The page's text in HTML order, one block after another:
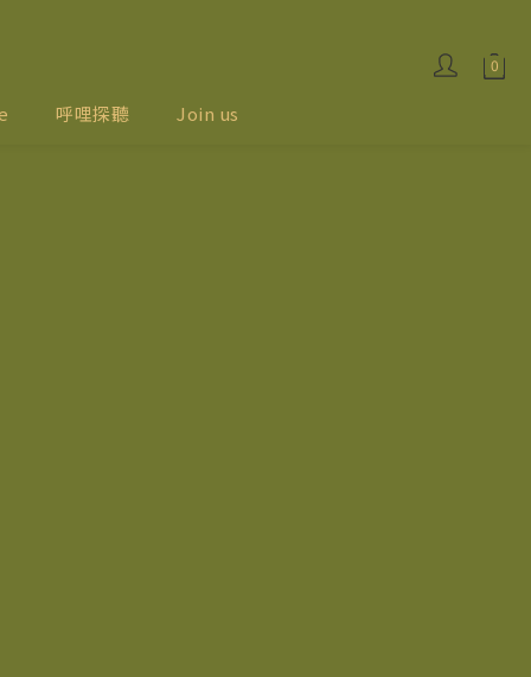
呼哩探聽 Join us